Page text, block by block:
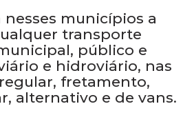
nesses municípios a
transporte
público e
e hidroviário, nas
fretamento,
alternativo e de vans.